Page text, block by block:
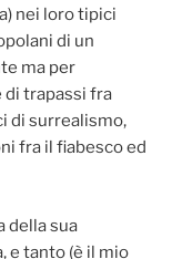
nei loro tipici
di un
ma per
di trapassi fra
di surrealismo,
fra il fiabesco ed
sua
e tanto (è il mio